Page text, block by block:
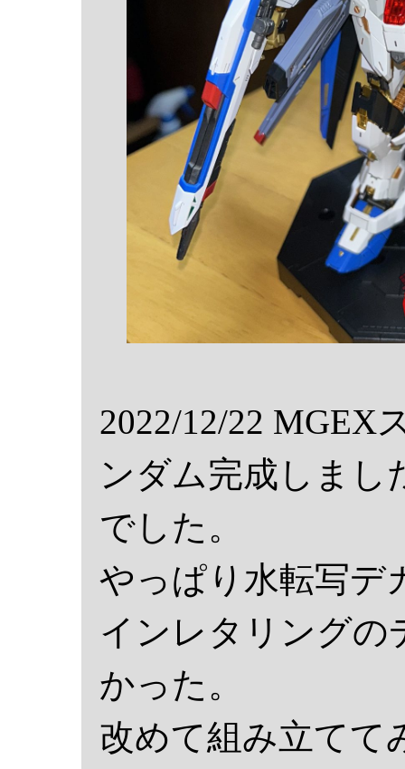
2022/12/22 MGEX
ンダム完成しまし
でした。
やっぱり水転写デ
インレタリングの
かった。
改めて組み立てて